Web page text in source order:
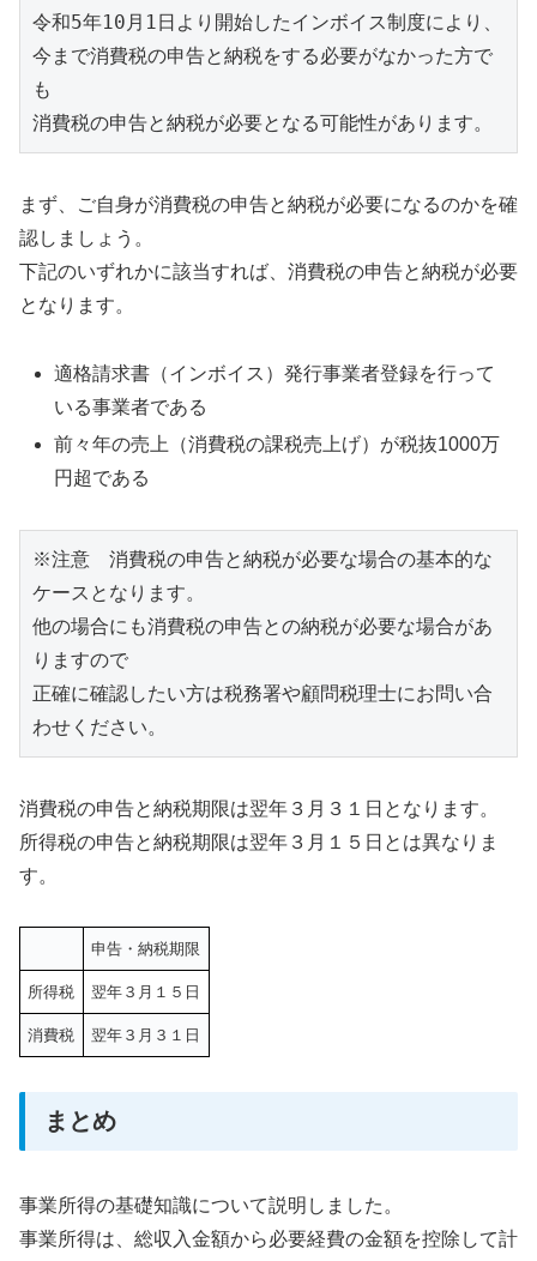
令和5年10月1日より開始したインボイス制度により、
今まで消費税の申告と納税をする必要がなかった方で
も
まず、ご自身が消費税の申告と納税が必要になるのかを確
認しましょう。
下記のいずれかに該当すれば、消費税の申告と納税が必要
となります。
適格請求書（インボイス）発行事業者登録を行って
いる事業者である
前々年の売上（消費税の課税売上げ）が税抜1000万
円超である
※注意　消費税の申告と納税が必要な場合の基本的な
ケースとなります。
他の場合にも消費税の申告との納税が必要な場合があ
りますので
正確に確認したい方は税務署や顧問税理士にお問い合
わせください。
消費税の申告と納税期限は翌年３月３１日となります。
所得税の申告と納税期限は翌年３月１５日とは異なりま
す。
申告・納税期限
所得税 翌年３月１５日
消費税 翌年３月３１日
まとめ
事業所得の基礎知識について説明しました。
事業所得は、総収入金額から必要経費の金額を控除して計